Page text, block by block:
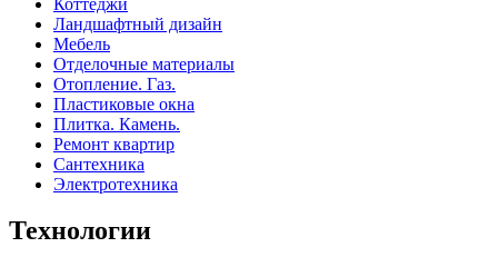
Ландшафтный дизайн
Мебель
Отделочные материалы
Отопление. Газ.
Пластиковые окна
Плитка. Камень.
Ремонт квартир
Сантехника
Электротехника
Технологии